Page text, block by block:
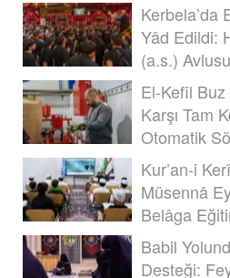
Kerbela’da
Yâd Edildi:
(a.s.)
El-Kefîl Buz
Karşı Tam
Otomatik
Kur’an-i
Müsennâ
Belâga
Babil
Desteği: